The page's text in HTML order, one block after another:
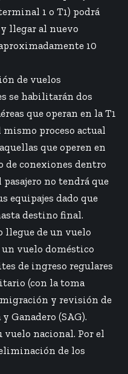
1 o T1) podrá
llegar al nuevo
10
de vuelos
se habilitarán dos
que operan en la T1
mismo proceso actual
que operen en
de conexiones dentro
no tendrá que
equipajes dado que
destino final.
llegue de un vuelo
vuelo doméstico
de ingreso regulares
(con la toma
y revisión de
Ganadero (SAG).
vuelo nacional. Por el
de los